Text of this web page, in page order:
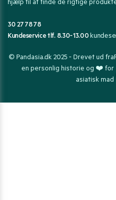
hjælp til at finde de rigtige
30 27 78 78
Kundeservice tlf. 8.30-13.00
© Pandasia.dk 2025 - Drevet ud fra
en personlig historie og ❤️ for
asiatisk mad